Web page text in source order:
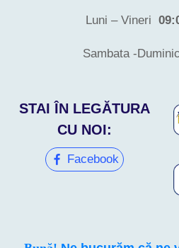
Luni – Vineri
Sambata -
STAI ÎN LEGĂTURA
CU NOI:
Facebook